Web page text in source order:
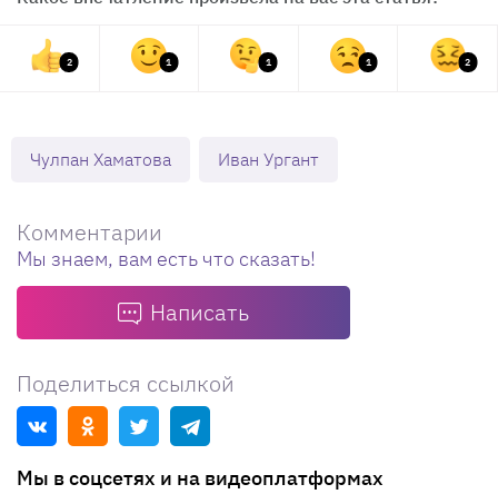
2 1 1 1 2
Чулпан Хаматова Иван Ургант
Комментарии
Мы знаем, вам есть что сказать!
Написать
Поделиться ссылкой
Мы в соцсетях и на видеоплатформах